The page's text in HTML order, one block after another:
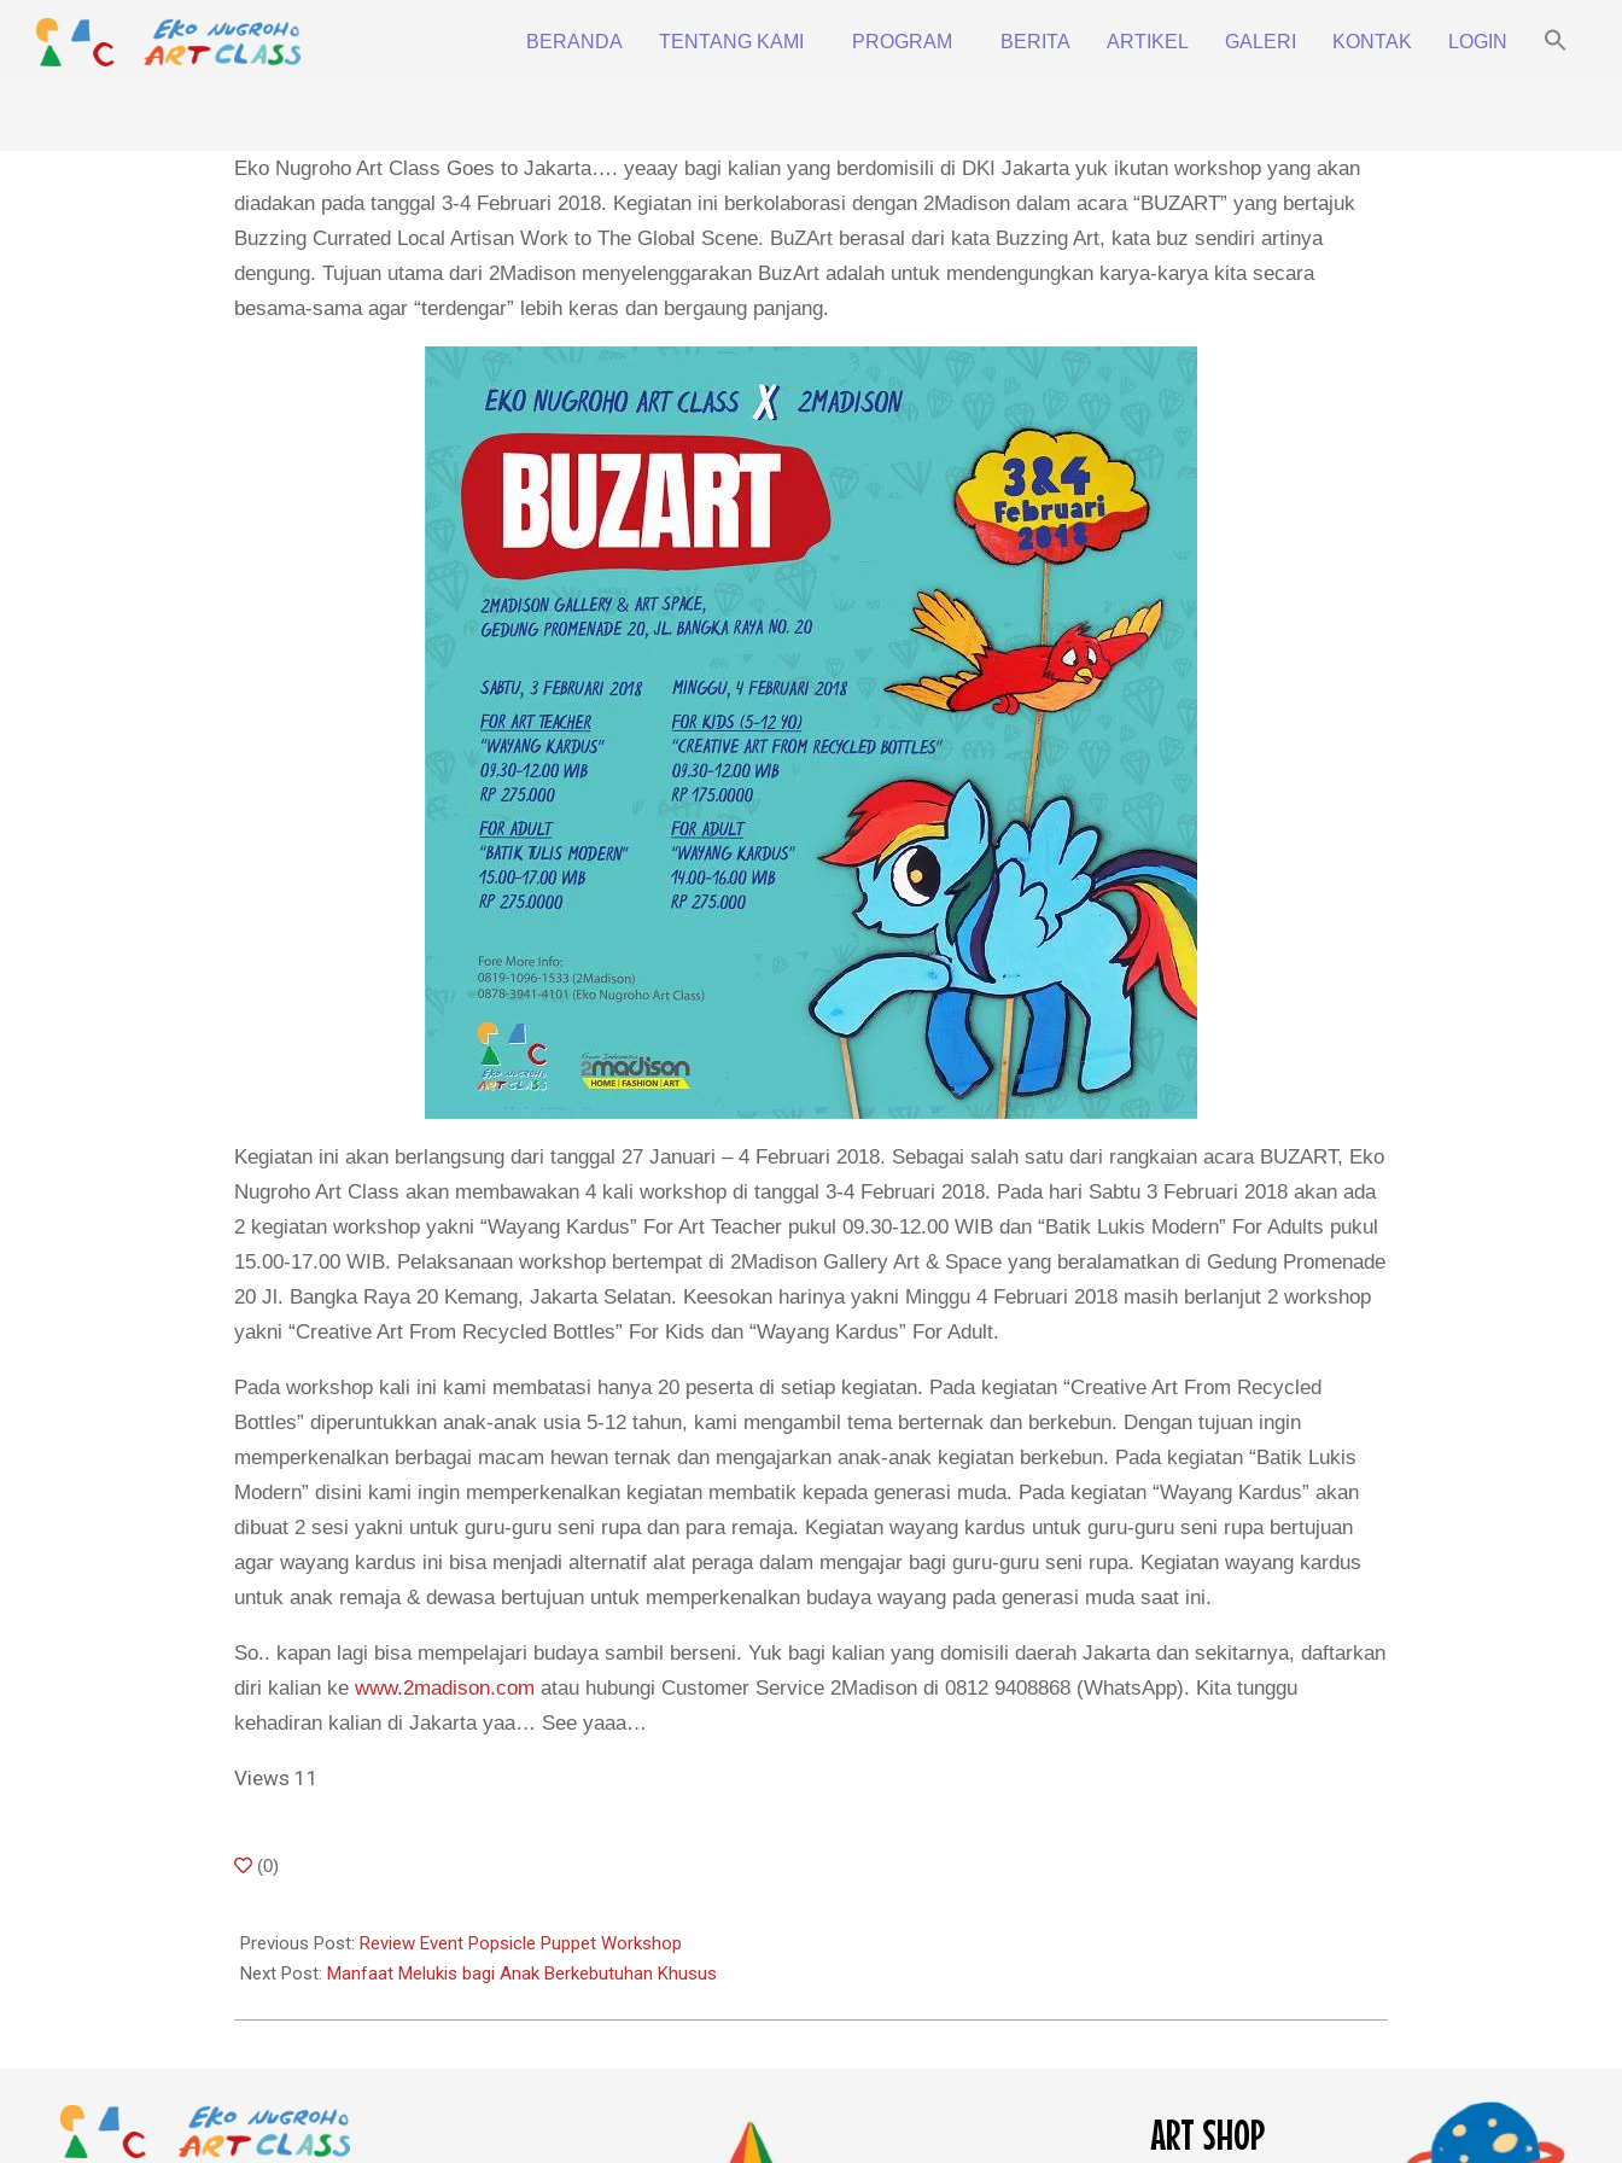
content
BERANDA TENTANG KAMI PROGRAM BERITA ARTIKEL GALERI KONTAK LOGIN
Eko Nugroho Art Class Goes to Jakarta…. yeaay bagi kalian yang berdomisili di DKI Jakarta yuk ikutan workshop yang akan
diadakan pada tanggal 3-4 Februari 2018. Kegiatan ini berkolaborasi dengan 2Madison dalam acara “BUZART” yang bertajuk
Buzzing Currated Local Artisan Work to The Global Scene. BuZArt berasal dari kata Buzzing Art, kata buz sendiri artinya
dengung. Tujuan utama dari 2Madison menyelenggarakan BuzArt adalah untuk mendengungkan karya-karya kita secara
besama-sama agar “terdengar” lebih keras dan bergaung panjang.
Kegiatan ini akan berlangsung dari tanggal 27 Januari – 4 Februari 2018. Sebagai salah satu dari rangkaian acara BUZART, Eko
Nugroho Art Class akan membawakan 4 kali workshop di tanggal 3-4 Februari 2018. Pada hari Sabtu 3 Februari 2018 akan ada
2 kegiatan workshop yakni “Wayang Kardus” For Art Teacher pukul 09.30-12.00 WIB dan “Batik Lukis Modern” For Adults pukul
15.00-17.00 WIB. Pelaksanaan workshop bertempat di 2Madison Gallery Art & Space yang beralamatkan di Gedung Promenade
20 Jl. Bangka Raya 20 Kemang, Jakarta Selatan. Keesokan harinya yakni Minggu 4 Februari 2018 masih berlanjut 2 workshop
yakni “Creative Art From Recycled Bottles” For Kids dan “Wayang Kardus” For Adult.
Pada workshop kali ini kami membatasi hanya 20 peserta di setiap kegiatan. Pada kegiatan “Creative Art From Recycled
Bottles” diperuntukkan anak-anak usia 5-12 tahun, kami mengambil tema berternak dan berkebun. Dengan tujuan ingin
memperkenalkan berbagai macam hewan ternak dan mengajarkan anak-anak kegiatan berkebun. Pada kegiatan “Batik Lukis
Modern” disini kami ingin memperkenalkan kegiatan membatik kepada generasi muda. Pada kegiatan “Wayang Kardus” akan
dibuat 2 sesi yakni untuk guru-guru seni rupa dan para remaja. Kegiatan wayang kardus untuk guru-guru seni rupa bertujuan
agar wayang kardus ini bisa menjadi alternatif alat peraga dalam mengajar bagi guru-guru seni rupa. Kegiatan wayang kardus
untuk anak remaja & dewasa bertujuan untuk memperkenalkan budaya wayang pada generasi muda saat ini.
So.. kapan lagi bisa mempelajari budaya sambil berseni. Yuk bagi kalian yang domisili daerah Jakarta dan sekitarnya, daftarkan
diri kalian kewww.2madison.com atau hubungi Customer Service 2Madison di 0812 9408868 (WhatsApp). Kita tunggu
kehadiran kalian di Jakarta yaa… See yaaa…
Views 11
2018-
(0)
Previous Post: Review Event Popsicle Puppet Workshop
Next Post: Manfaat Melukis bagi Anak Berkebutuhan Khusus
ART SHOP